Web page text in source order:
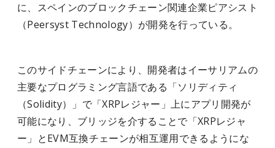
に、スペインのブロックチェーン関連企業ピアシスト
（Peersyst Technology）が開発を行っている。
このサイドチェーンにより、開発者はイーサリアムの
主要なプログラミング言語である「ソリディティ
（Solidity）」で「XRPレジャー」上にアプリ開発が
可能になり、ブリッジを介することで「XRPレジャ
ー」とEVM互換チェーンが相互運用できるようにな